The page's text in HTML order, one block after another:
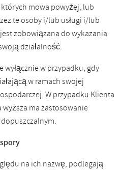
mowa powyżej, lub
te osoby i/lub usługi i/lub
zobowiązana do wykazania
działalność.
wyłącznie w przypadku, gdy
w ramach swojej
W przypadku Klienta
ma zastosowanie
na ich nazwę, podlegają